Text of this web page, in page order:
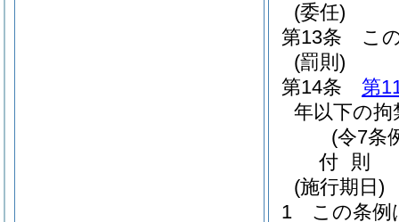
(委任)
第13条
こ
(罰則)
第14条
第
年以下の
(令7条
付 則
(施行期日)
1
この条例